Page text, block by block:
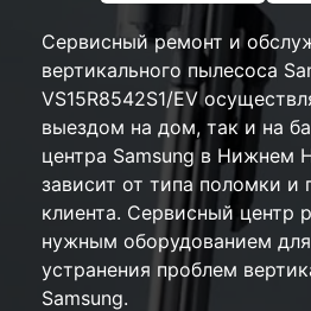
Сервисный ремонт и
вертикального пылесоса
VS15R8542S1/EV
выездом на дом, так и на
центра Samsung в Нижнем
зависит от типа поломки и
клиента. Сервисный центр
нужным оборудованием
устранения проблем
Samsung.